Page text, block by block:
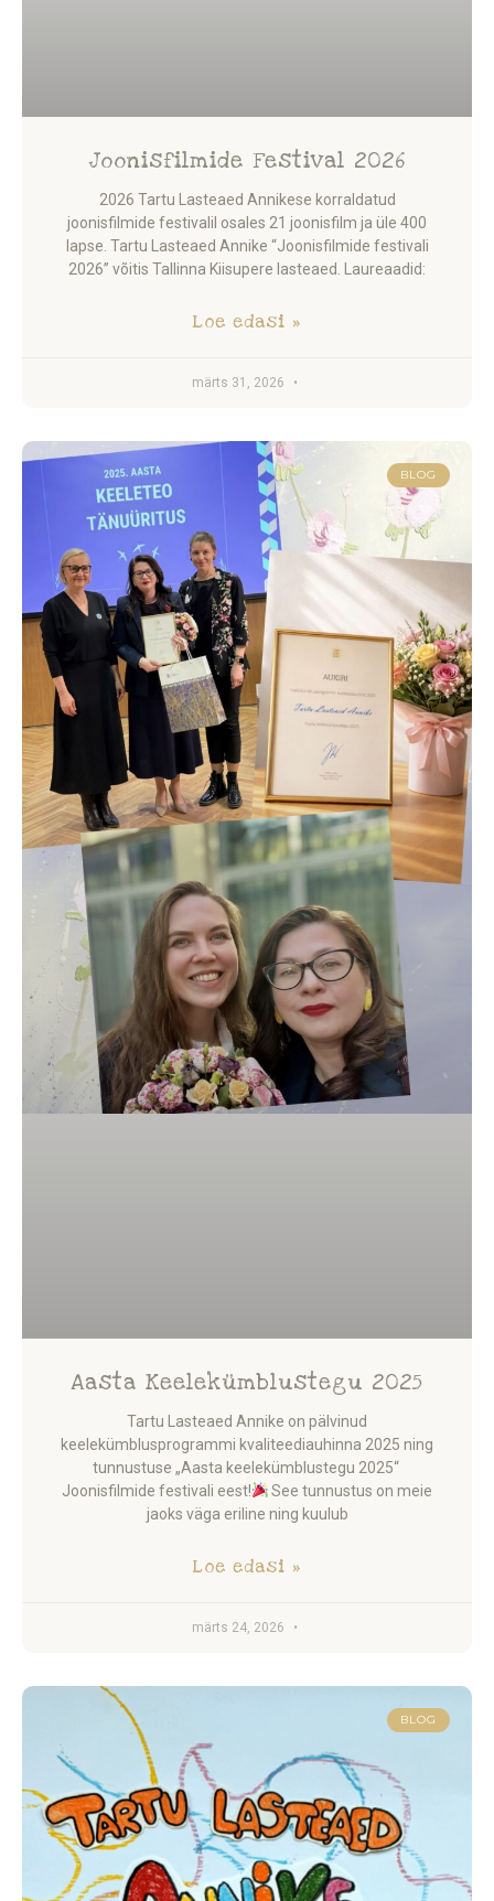
Joonisfilmide Festival 2026
2026 Tartu Lasteaed Annikese korraldatud
joonisfilmide festivalil osales 21 joonisfilm ja üle 400
lapse. Tartu Lasteaed Annike “Joonisfilmide festivali
2026” võitis Tallinna Kiisupere lasteaed. Laureaadid:
Loe edasi »
märts 31, 2026
BLOG
Aasta Keelekümblustegu 2025
Tartu Lasteaed Annike on pälvinud
keelekümblusprogrammi kvaliteediauhinna 2025 ning
tunnustuse „Aasta keelekümblustegu 2025“
Joonisfilmide festivali eest!
See tunnustus on meie
jaoks väga eriline ning kuulub
Loe edasi »
märts 24, 2026
BLOG